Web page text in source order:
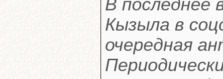
В последнее
Кызыла в
очередная